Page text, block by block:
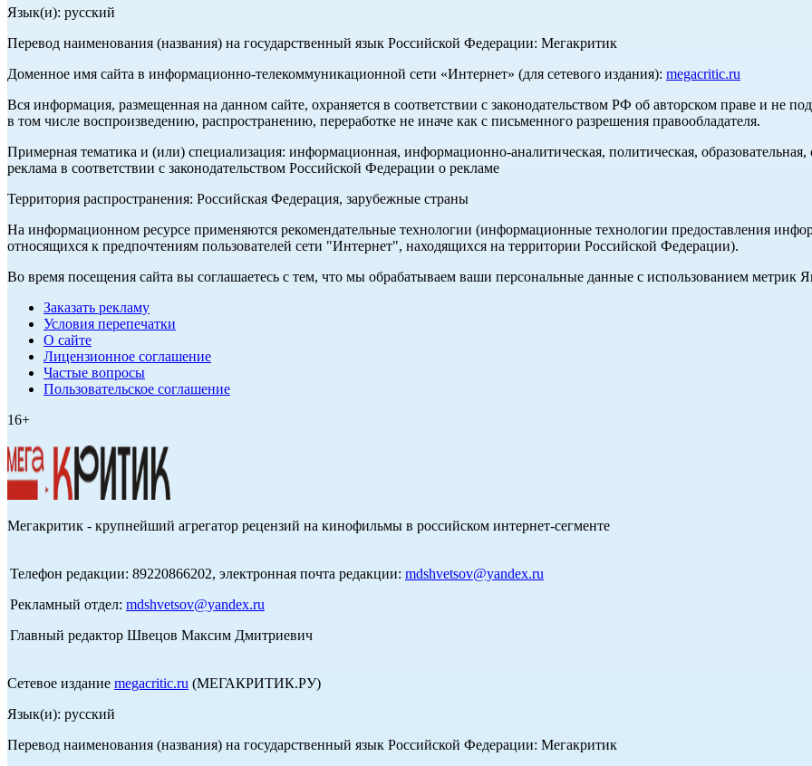
Язык(и): русский
Перевод наименования (названия) на государственный язык Российской Федерации: Мегакритик
Доменное имя сайта в информационно-телекоммуникационной сети «Интернет» (для сетевого издания): megacritic.ru
Вся информация, размещенная на данном сайте, охраняется в соответствии с законодательством РФ об авторском праве и не
в том числе воспроизведению, распространению, переработке не иначе как с письменного разрешения правообладателя.
Примерная тематика и (или) специализация: информационная, информационно-аналитическая, политическая, образовательная,
реклама в соответствии с законодательством Российской Федерации о рекламе
Территория распространения: Российская Федерация, зарубежные страны
На информационном ресурсе применяются рекомендательные технологии (информационные технологии предоставления
относящихся к предпочтениям пользователей сети "Интернет", находящихся на территории Российской Федерации).
Во время посещения сайта вы соглашаетесь с тем, что мы обрабатываем ваши персональные данные с использованием метрик
Заказать рекламу
Условия перепечатки
О сайте
Лицензионное соглашение
Частые вопросы
Пользовательское соглашение
16+
Мегакритик - крупнейший агрегатор рецензий на кинофильмы в российском интернет-сегменте
Телефон редакции: 89220866202, электронная почта редакции: mdshvetsov@yandex.ru
Рекламный отдел: mdshvetsov@yandex.ru
Главный редактор Швецов Максим Дмитриевич
Сетевое издание megacritic.ru (МЕГАКРИТИК.РУ)
Язык(и): русский
Перевод наименования (названия) на государственный язык Российской Федерации: Мегакритик